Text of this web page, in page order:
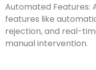
Автоматизированные
модели включают
регулировка веса.,
в режиме реального